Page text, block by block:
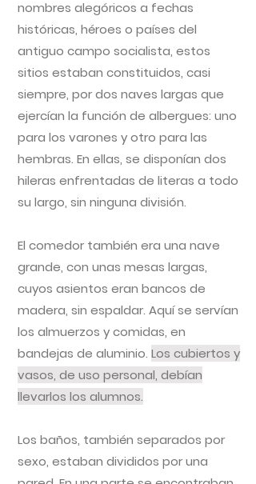
nombres alegóricos a fechas
históricas, héroes o países del
antiguo campo socialista, estos
sitios estaban constituidos, casi
siempre, por dos naves largas que
ejercían la función de albergues: uno
para los varones y otro para las
hembras. En ellas, se disponían dos
hileras enfrentadas de literas a todo
su largo, sin ninguna división.
El comedor también era una nave
grande, con unas mesas largas,
cuyos asientos eran bancos de
madera, sin espaldar. Aquí se servían
los almuerzos y comidas, en
bandejas de aluminio. Los cubiertos y
vasos, de uso personal, debían
llevarlos los alumnos.
Los baños, también separados por
sexo, estaban divididos por una